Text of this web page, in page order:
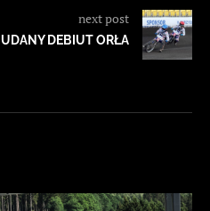
next post
UDANY DEBIUT ORŁA